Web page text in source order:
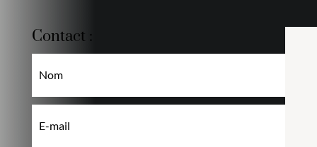
Contact :